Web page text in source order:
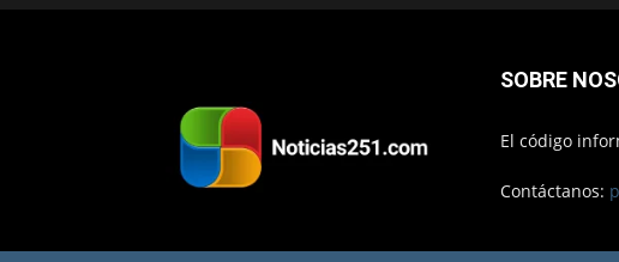
SOBRE
El código
Contáctanos: